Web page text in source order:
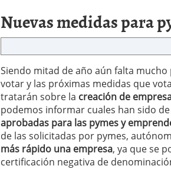
reales
para
pymes
mayo 29,
2026
Sobres de cartón: una
septiembre 4, 2025
Cómo convertir tu negocio
Los CRM: Impulsores de
Reubicación
errores abril 10, 2025
Nuevas medidas para
Siendo mitad de año aún falta
votar y las próximas medidas que
tratarán sobre la creación de
podemos informar cuales han sido
aprobadas para las pymes y
de las solicitadas por pymes,
más rápido una empresa, ya que se
certificación negativa de